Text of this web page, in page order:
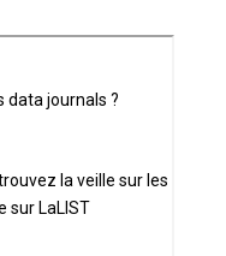
data journals ?
la veille sur les
sur LaLIST